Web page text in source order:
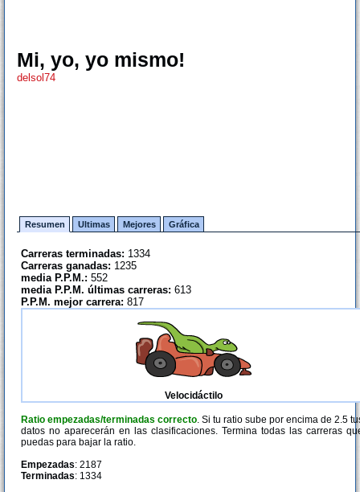
Mi, yo, yo mismo!
delsol74
Resumen Ultimas Mejores Gráfica
Carreras terminadas: 1334
Carreras ganadas: 1235
media P.P.M.: 552
media P.P.M. últimas carreras: 613
P.P.M. mejor carrera: 817
Velocidáctilo
Ratio empezadas/terminadas correcto. Si tu ratio sube por encima de 2.5
datos no aparecerán en las clasificaciones. Termina todas las carreras
puedas para bajar la ratio.
Empezadas: 2187
Terminadas: 1334